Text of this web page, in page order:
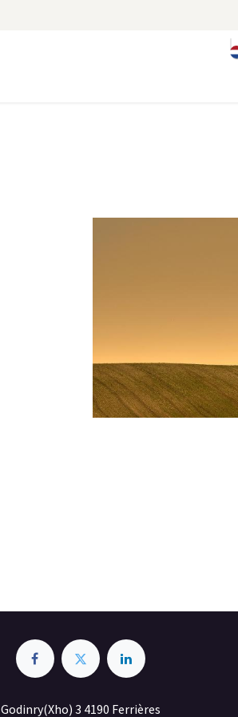
Godinry(Xho) 3 4190 Ferrières